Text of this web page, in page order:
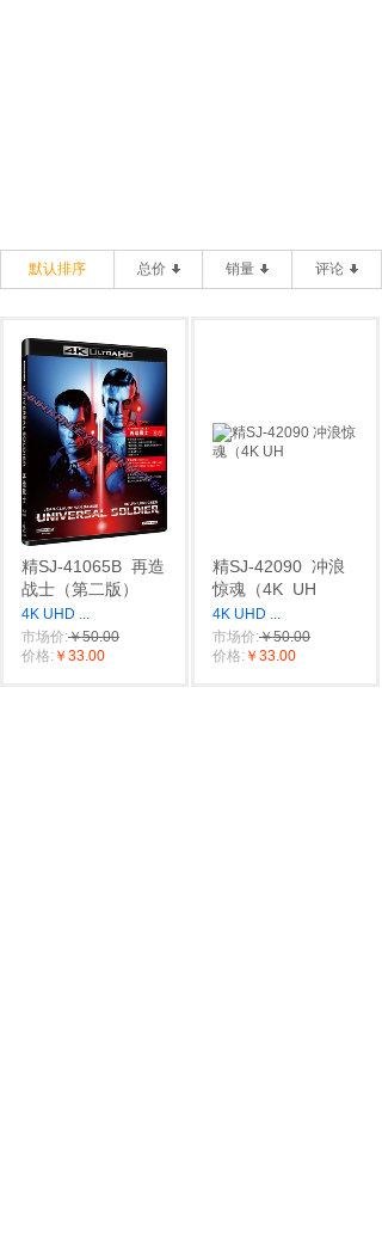
默认排序 总价 销量 评论
精SJ-41065B 再造
战士（第二版）
4K UHD ...
市场价:￥50.00
价格: ￥33.00
精SJ-42090 冲浪
惊魂（4K UH
4K UHD ...
市场价:￥50.00
价格: ￥33.00